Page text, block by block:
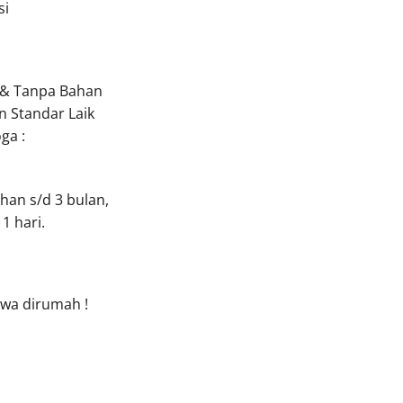
Tanpa Bahan
Standar Laik
:
s/d 3 bulan,
hari.
dirumah !